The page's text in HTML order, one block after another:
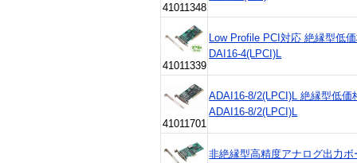
41011348
41011339
Low Profile PCI対応 絶縁型低
DAI16-4(LPCI)L
41011701
ADAI16-8/2(LPCI)L 絶縁型低
ADAI16-8/2(LPCI)L
非絶縁型高精度アナログ出力